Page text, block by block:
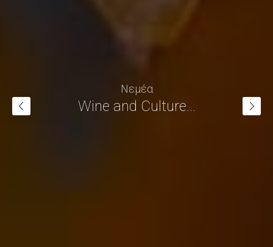
Νεμέα
Wine and Culture...